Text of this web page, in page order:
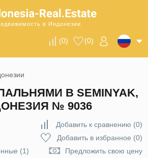
в Индонезии
(0) (0)
В SEMINYAK,
№ 9036
Добавить к сравнению (0)
Добавить в избранное (0)
(1)
Предложить свою цену